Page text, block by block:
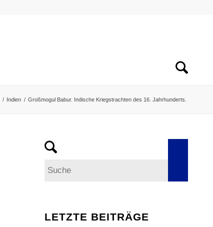
/ Indien / Großmogul Babur. Indische Kriegstrachten des 16. Jahrhunderts.
LETZTE BEITRÄGE